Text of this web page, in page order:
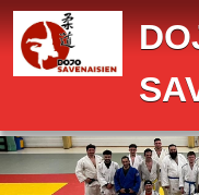
Panneau de gestion des